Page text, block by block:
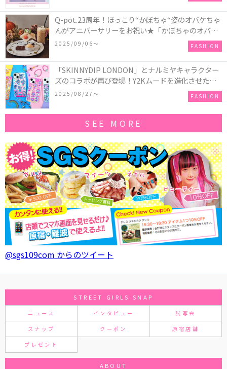
Q-pot.23周年！ほっこり“かぼちゃ“姿のオバケちゃ
んがアニバーサリーをお祝い★「かぼちゃのオバケ
ーキアクセサリー」が新発売！Q-pot CAFE.では
「かぼちゃのオバケーキプレート」も登場
2025/09/06〜 FASHION
「SKINNYDIP LONDON」とナルミヤキャラクター
ズのコラボが再び登場！Y2Kムードを進化させた新
作コレクションを発売♪
2025/08/27〜 FASHION
SEE MORE
@sgs109com からのツイート
STREET GIRLS SNAP
ニュース インタビュー 試写会
スナップ クーポン 原宿店舗
プレゼント
ABOUT